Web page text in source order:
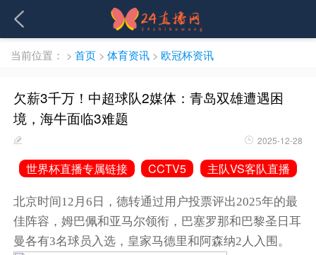
当前位置： > 首页 > 体育资讯 > 欧冠杯资讯
欠薪3千万！中超球队2媒体：青岛双雄遭遇困
境，海牛面临3难题
2025-12-28
世界杯直播专属链接 CCTV5 主队VS客队直播
北京时间12月6日，德转通过用户投票评出2025年的最
佳阵容，姆巴佩和亚马尔领衔，巴塞罗那和巴黎圣日耳
曼各有3名球员入选，皇家马德里和阿森纳2人入围。